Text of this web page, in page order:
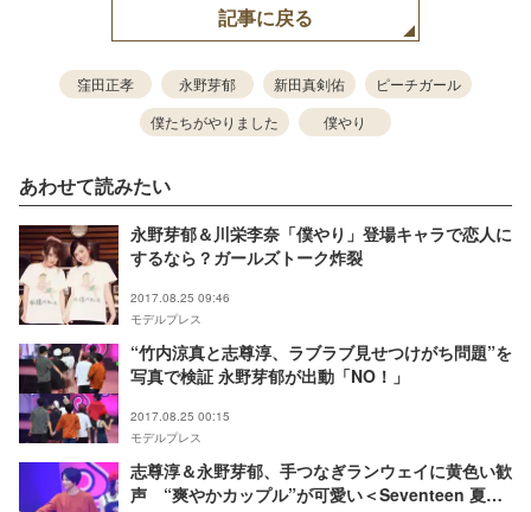
記事に戻る
窪田正孝 永野芽郁 新田真剣佑
ピーチガール
僕たちがやりました
僕やり
あわせて読みたい
永野芽郁＆川栄李奈「僕やり」登場キャラで恋人に
するなら？ガールズトーク炸裂
2017.08.25 09:46
モデルプレス
“竹内涼真と志尊淳、ラブラブ見せつけがち問題”を
写真で検証 永野芽郁が出動「NO！」
2017.08.25 00:15
モデルプレス
志尊淳＆永野芽郁、手つなぎランウェイに黄色い歓
声 “爽やかカップル”が可愛い＜Seventeen 夏の